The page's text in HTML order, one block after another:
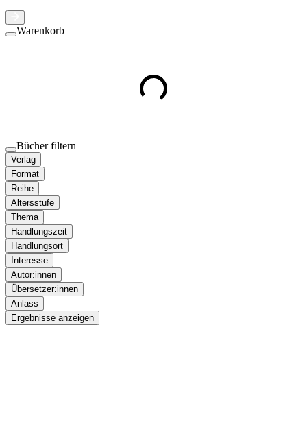
Warenkorb
Bücher filtern
Verlag
Format
Reihe
Altersstufe
Thema
Handlungszeit
Handlungsort
Interesse
Autor:innen
Übersetzer:innen
Anlass
Ergebnisse anzeigen